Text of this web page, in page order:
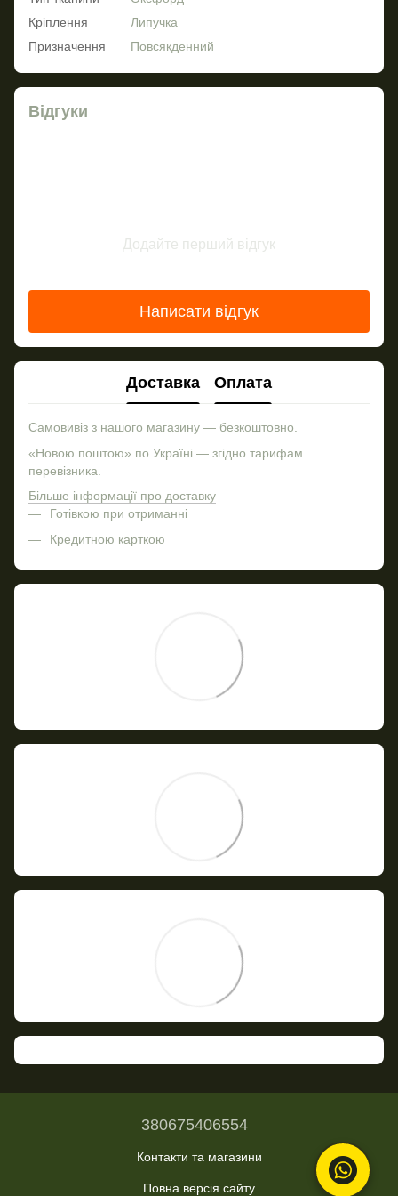
Кріплення
Липучка
Призначення
Повсякденний
Відгуки
Додайте перший відгук
Написати відгук
Доставка Оплата
Самовивіз з нашого магазину — безкоштовно.
«Новою поштою» по Україні — згідно тарифам
перевізника.
Більше інформації про доставку
Готівкою при отриманні
Кредитною карткою
380675406554
Контакти та магазини
Повна версія сайту